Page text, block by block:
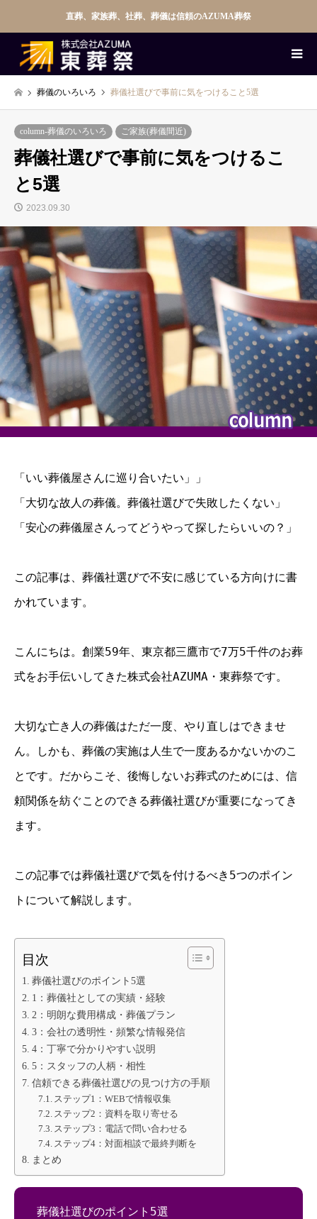
直葬、家族葬、社葬、葬儀は信頼のAZUMA葬祭
葬儀のいろいろ 葬儀社選びで事前に気をつけること5選
column-葬儀のいろいろ ご家族(葬儀間近)
葬儀社選びで事前に気をつけるこ
と5選
2023.09.30
「いい葬儀屋さんに巡り合いたい」」
「大切な故人の葬儀。葬儀社選びで失敗したくない」
「安心の葬儀屋さんってどうやって探したらいいの？」
この記事は、葬儀社選びで不安に感じている方向けに書
かれています。
こんにちは。創業59年、東京都三鷹市で7万5千件のお葬
式をお手伝いしてきた株式会社AZUMA・東葬祭です。
大切な亡き人の葬儀はただ一度、やり直しはできませ
ん。しかも、葬儀の実施は人生で一度あるかないかのこ
とです。だからこそ、後悔しないお葬式のためには、信
頼関係を紡ぐことのできる葬儀社選びが重要になってき
ます。
この記事では葬儀社選びで気を付けるべき5つのポイン
トについて解説します。
目次
葬儀社選びのポイント5選
1：葬儀社としての実績・経験
2：明朗な費用構成・葬儀プラン
3：会社の透明性・頻繁な情報発信
4：丁寧で分かりやすい説明
5：スタッフの人柄・相性
信頼できる葬儀社選びの見つけ方の手順
ステップ1：WEBで情報収集
ステップ2：資料を取り寄せる
ステップ3：電話で問い合わせる
ステップ4：対面相談で最終判断を
まとめ
葬儀社選びのポイント5選